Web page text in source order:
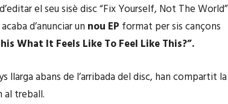
el seu sisè disc “Fix Yourself, Not The World”
d’anunciar un nou EP format per sis cançons
What It Feels Like To Feel Like This?”.
llarga abans de l’arribada del disc, han compartit la
al treball.